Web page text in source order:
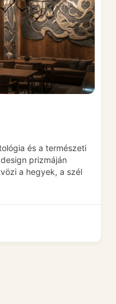
és a természeti
prizmáján
a hegyek, a szél